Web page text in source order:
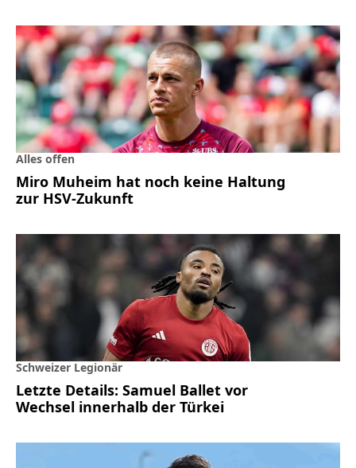
Alles offen
Miro Muheim hat noch keine Haltung
zur HSV-Zukunft
Schweizer Legionär
Letzte Details: Samuel Ballet vor
Wechsel innerhalb der Türkei